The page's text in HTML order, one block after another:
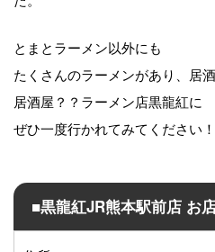
とまとラーメン以外にも
たくさんのラーメンがあり、居
居酒屋？？ラーメン店黒龍紅に
ぜひ一度行かれてみてください！
■黒龍紅JR熊本駅前店 お